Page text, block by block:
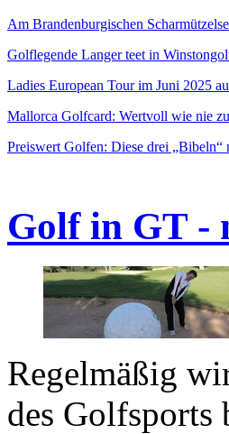
Am Brandenburgischen
Golflegende Langer teet in
Ladies European Tour im Juni 2025
Mallorca Golfcard: Wertvoll wie nie
Preiswert Golfen: Diese drei „Bibeln“
Golf in GT -
Regelmäßig
des Golfsports